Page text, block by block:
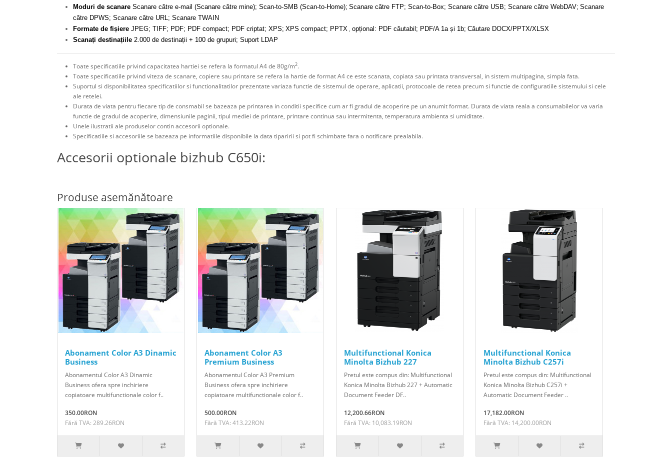
Moduri de scanare Scanare către e-mail (Scanare către mine); Scan-to-SMB (Scan-to-Home); Scanare către FTP; Scan-to-Box; Scanare către USB; Scanare către WebDAV; Scanare
către DPWS; Scanare către URL; Scanare TWAIN
Formate de fișiere JPEG; TIFF; PDF; PDF compact; PDF criptat; XPS; XPS compact; PPTX , opțional: PDF căutabil; PDF/A 1a și 1b; Căutare DOCX/PPTX/XLSX
Scanați destinațiile 2.000 de destinații + 100 de grupuri; Suport LDAP
Toate specificatiile privind capacitatea hartiei se refera la formatul A4 de 80g/m2.
Toate specificatiile privind viteza de scanare, copiere sau printare se refera la hartie de format A4 ce este scanata, copiata sau printata transversal, in sistem multipagina, simpla fata.
Suportul si disponibilitatea specificatiilor si functionalitatilor prezentate variaza functie de sistemul de operare, aplicatii, protocoale de retea precum si functie de configuratiile sistemului si cele
ale retelei.
Durata de viata pentru fiecare tip de consmabil se bazeaza pe printarea in conditii specifice cum ar fi gradul de acoperire pe un anumit format. Durata de viata reala a consumabilelor va varia
functie de gradul de acoperire, dimensiunile paginii, tipul mediei de printare, printare continua sau intermitenta, temperatura ambienta si umiditate.
Unele ilustratii ale produselor contin accesorii optionale.
Specificatiile si accesoriile se bazeaza pe informatiile disponibile la data tiparirii si pot fi schimbate fara o notificare prealabila.
Accesorii optionale bizhub C650i:
Produse asemănătoare
Abonament Color A3 Dinamic
Business
Abonamentul Color A3 Dinamic
Business ofera spre inchiriere
copiatoare multifunctionale color f..
350.00RON
Fără TVA: 289.26RON
Abonament Color A3
Premium Business
Abonamentul Color A3 Premium
Business ofera spre inchiriere
copiatoare multifunctionale color f..
500.00RON
Fără TVA: 413.22RON
Multifunctional Konica
Minolta Bizhub 227
Pretul este compus din: Multifunctional
Konica Minolta Bizhub 227 + Automatic
Document Feeder DF..
12,200.66RON
Fără TVA: 10,083.19RON
Multifunctional Konica
Minolta Bizhub C257i
Pretul este compus din: Multifunctional
Konica Minolta Bizhub C257i +
Automatic Document Feeder ..
17,182.00RON
Fără TVA: 14,200.00RON